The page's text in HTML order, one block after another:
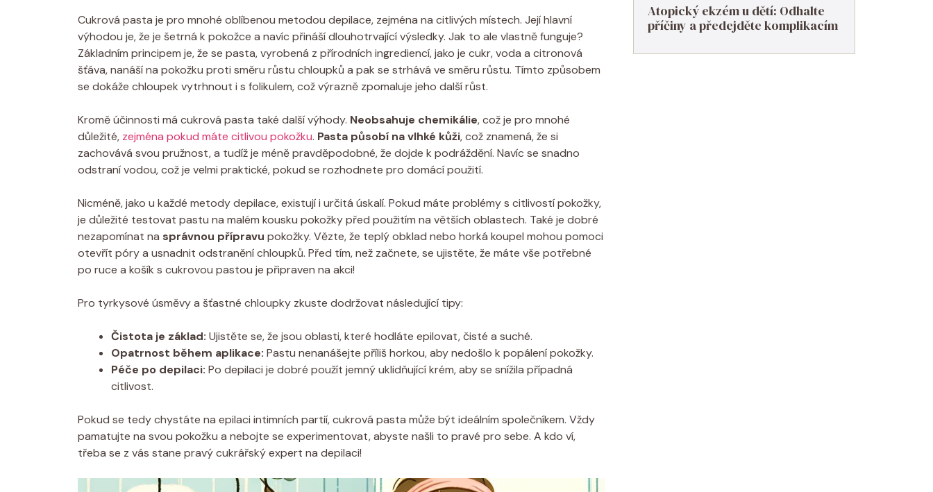
Cukrová pasta je pro mnohé oblíbenou metodou depilace, zejména na citlivých místech. Její hlavní
výhodou je, že je šetrná k pokožce a navíc přináší dlouhotrvající výsledky. Jak to ale vlastně funguje?
Základním principem je, že se pasta, vyrobená z přírodních ingrediencí, jako je cukr, voda a citronová
šťáva, nanáší na pokožku proti směru růstu chloupků a pak se strhává ve směru růstu. Tímto způsobem
se dokáže chloupek vytrhnout i s folikulem, což výrazně zpomaluje jeho další růst.
Kromě účinnosti má cukrová pasta také další výhody. Neobsahuje chemikálie, což je pro mnohé
důležité, zejména pokud máte citlivou pokožku. Pasta působí na vlhké kůži, což znamená, že si
zachovává svou pružnost, a tudíž je méně pravděpodobné, že dojde k podráždění. Navíc se snadno
odstraní vodou, což je velmi praktické, pokud se rozhodnete pro domácí použití.
Nicméně, jako u každé metody depilace, existují i určitá úskalí. Pokud máte problémy s citlivostí pokožky,
je důležité testovat pastu na malém kousku pokožky před použitím na větších oblastech. Také je dobré
nezapomínat na správnou přípravu pokožky. Vězte, že teplý obklad nebo horká koupel mohou pomoci
otevřít póry a usnadnit odstranění chloupků. Před tím, než začnete, se ujistěte, že máte vše potřebné
po ruce a košík s cukrovou pastou je připraven na akci!
Pro tyrkysové úsměvy a šťastné chloupky zkuste dodržovat následující tipy:
Čistota je základ: Ujistěte se, že jsou oblasti, které hodláte epilovat, čisté a suché.
Opatrnost během aplikace: Pastu nenanášejte příliš horkou, aby nedošlo k popálení pokožky.
Péče po depilaci: Po depilaci je dobré použít jemný uklidňující krém, aby se snížila případná
citlivost.
Pokud se tedy chystáte na epilaci intimních partií, cukrová pasta může být ideálním společníkem. Vždy
pamatujte na svou pokožku a nebojte se experimentovat, abyste našli to pravé pro sebe. A kdo ví,
třeba se z vás stane pravý cukrářský expert na depilaci!
Atopický ekzém u dětí: Odhalte
příčiny a předejděte komplikacím